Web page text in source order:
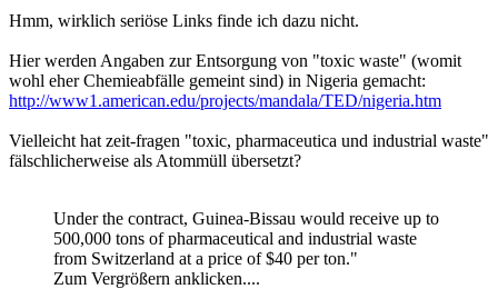
Hmm, wirklich seriöse Links finde ich dazu nicht.
Hier werden Angaben zur Entsorgung von "toxic waste" (womit
wohl eher Chemieabfälle gemeint sind) in Nigeria gemacht:
http://www1.american.edu/projects/mandala/TED/nigeria.htm
Vielleicht hat zeit-fragen "toxic, pharmaceutica und industrial waste"
fälschlicherweise als Atommüll übersetzt?
Under the contract, Guinea-Bissau would receive up to
500,000 tons of pharmaceutical and industrial waste
from Switzerland at a price of $40 per ton."
Zum Vergrößern anklicken....